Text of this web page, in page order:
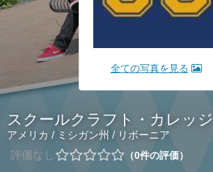
全ての写真を見る
スクールクラフト・カレッジ
アメリカ / ミシガン州 / リボーニア
評価なし
0件の評価